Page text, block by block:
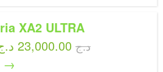
XA2 ULTRA
53,500.00 د.ج
→